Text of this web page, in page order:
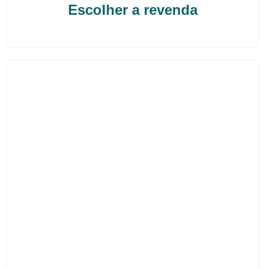
Escolher a revenda